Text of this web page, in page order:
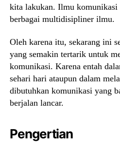
kita lakukan. Ilmu
berbagai multidisipliner ilmu.
Oleh karena itu, sekarang ini
yang semakin tertarik untuk
komunikasi. Karena entah
sehari hari ataupun dalam
dibutuhkan komunikasi yang
berjalan lancar.
Pengertian